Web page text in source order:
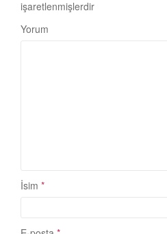
işaretlenmişlerdir
Yorum
İsim *